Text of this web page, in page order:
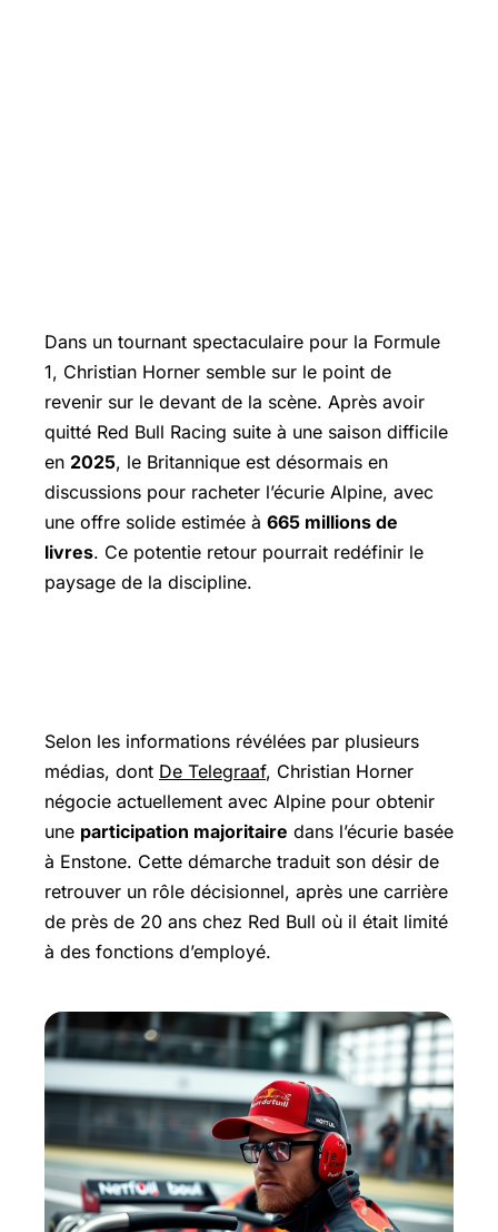
Dans un tournant spectaculaire pour la Formule
1, Christian Horner semble sur le point de
revenir sur le devant de la scène. Après avoir
quitté Red Bull Racing suite à une saison difficile
en 2025, le Britannique est désormais en
discussions pour racheter l’écurie Alpine, avec
une offre solide estimée à 665 millions de
livres. Ce potentie retour pourrait redéfinir le
paysage de la discipline.
Selon les informations révélées par plusieurs
médias, dont De Telegraaf, Christian Horner
négocie actuellement avec Alpine pour obtenir
une participation majoritaire dans l’écurie basée
à Enstone. Cette démarche traduit son désir de
retrouver un rôle décisionnel, après une carrière
de près de 20 ans chez Red Bull où il était limité
à des fonctions d’employé.